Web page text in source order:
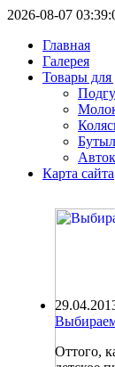
2026-08-07
Главная
Галерея
Товары для
Карта сайта
Оттого,